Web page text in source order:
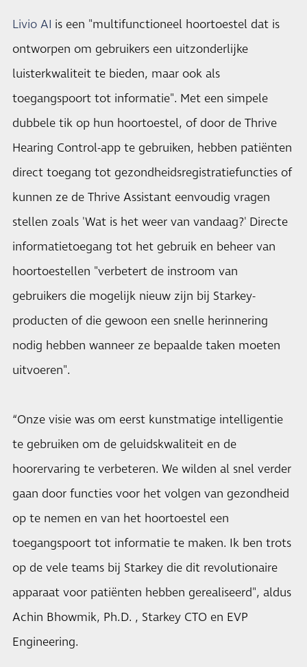
Livio AI is een "multifunctioneel hoortoestel dat is
ontworpen om gebruikers een uitzonderlijke
luisterkwaliteit te bieden, maar ook als
toegangspoort tot informatie". Met een simpele
dubbele tik op hun hoortoestel, of door de Thrive
Hearing Control-app te gebruiken, hebben patiënten
direct toegang tot gezondheidsregistratiefuncties of
kunnen ze de Thrive Assistant eenvoudig vragen
stellen zoals 'Wat is het weer van vandaag?' Directe
informatietoegang tot het gebruik en beheer van
hoortoestellen "verbetert de instroom van
gebruikers die mogelijk nieuw zijn bij Starkey-
producten of die gewoon een snelle herinnering
nodig hebben wanneer ze bepaalde taken moeten
uitvoeren".
“Onze visie was om eerst kunstmatige intelligentie
te gebruiken om de geluidskwaliteit en de
hoorervaring te verbeteren. We wilden al snel verder
gaan door functies voor het volgen van gezondheid
op te nemen en van het hoortoestel een
toegangspoort tot informatie te maken. Ik ben trots
op de vele teams bij Starkey die dit revolutionaire
apparaat voor patiënten hebben gerealiseerd", aldus
Achin Bhowmik, Ph.D. , Starkey CTO en EVP
Engineering.